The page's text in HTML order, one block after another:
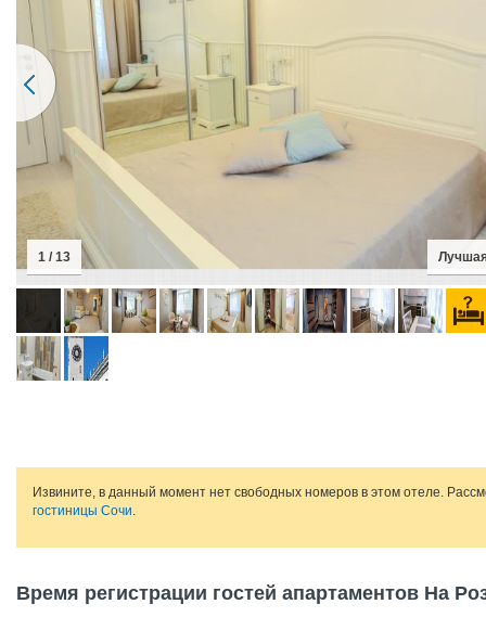
1 / 13
Извините, в данный момент нет свободных номеров в этом отеле.
гостиницы Сочи.
Время регистрации гостей апартаментов На